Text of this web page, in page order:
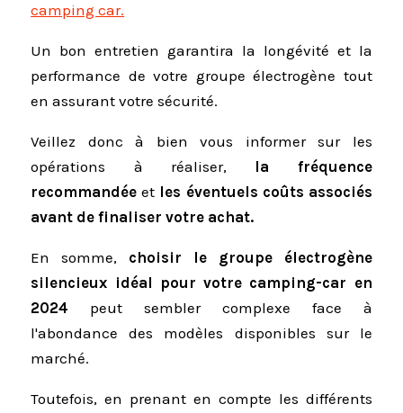
camping car.
Un bon entretien garantira la longévité et la
performance de votre groupe électrogène tout
en assurant votre sécurité.
Veillez donc à bien vous informer sur les
opérations à réaliser, la fréquence
recommandée et les éventuels coûts associés
avant de finaliser votre achat.
En somme, choisir le groupe électrogène
silencieux idéal pour votre camping-car en
2024 peut sembler complexe face à
l'abondance des modèles disponibles sur le
marché.
Toutefois, en prenant en compte les différents